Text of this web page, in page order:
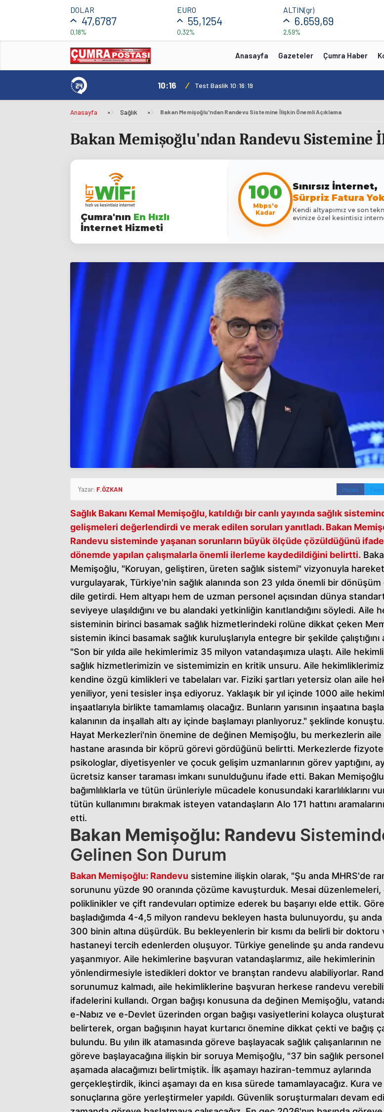
DOLAR
47,6787
0,18%
EURO
55,1254
0,32%
ALTIN(gr)
6.659,69
2,59%
Anasayfa Gazeteler Çumra Haber
10:16 / Test Baslik 10:16:19
Anasayfa » Sağlık » Bakan Memişoğlu'ndan Randevu Sistemine İlişkin Önemli Açıklama
Bakan Memişoğlu'ndan Randevu Sistemine
Çumra'nın En Hızlı
İnternet Hizmeti
100
Mbps'e
Kadar
Sınırsız İnternet,
Sürpriz Fatura
Kendi altyapımız ve son
evinize özel kesintisiz
Yazar: F.ÖZKAN Paylaş
Sağlık Bakanı Kemal Memişoğlu, katıldığı bir canlı yayında sağlık
gelişmeleri değerlendirdi ve merak edilen soruları yanıtladı. Bakan
Randevu sisteminde yaşanan sorunların büyük ölçüde çözüldüğünü
dönemde yapılan çalışmalarla önemli ilerleme kaydedildiğini belirtti.
Memişoğlu, "Koruyan, geliştiren, üreten sağlık sistemi" vizyonuyla
vurgulayarak, Türkiye'nin sağlık alanında son 23 yılda önemli bir
dile getirdi. Hem altyapı hem de uzman personel açısından dünya
seviyeye ulaşıldığını ve bu alandaki yetkinliğin kanıtlandığını söyledi. Aile
sisteminin birinci basamak sağlık hizmetlerindeki rolüne dikkat çeken
sistemin ikinci basamak sağlık kuruluşlarıyla entegre bir şekilde çalıştığını
"Son bir yılda aile hekimlerimiz 35 milyon vatandaşımıza ulaştı. Aile
sağlık hizmetlerimizin ve sistemimizin en kritik unsuru. Aile
kendine özgü kimlikleri ve tabelaları var. Fiziki şartları yetersiz olan aile
yeniliyor, yeni tesisler inşa ediyoruz. Yaklaşık bir yıl içinde 1000 aile
inşaatlarıyla birlikte tamamlamış olacağız. Bunların yarısının inşaatına
kalanının da inşallah altı ay içinde başlamayı planlıyoruz." şeklinde konuştu.
Hayat Merkezleri'nin önemine de değinen Memişoğlu, bu merkezlerin aile
hastane arasında bir köprü görevi gördüğünü belirtti. Merkezlerde
psikologlar, diyetisyenler ve çocuk gelişim uzmanlarının görev yaptığını,
ücretsiz kanser taraması imkanı sunulduğunu ifade etti. Bakan
bağımlılıklarla ve tütün ürünleriyle mücadele konusundaki kararlılıklarını
tütün kullanımını bırakmak isteyen vatandaşların Alo 171 hattını
etti.
Bakan Memişoğlu: Randevu
Gelinen Son Durum
Bakan Memişoğlu: Randevu sistemine ilişkin olarak, "Şu anda MHRS'de
sorununu yüzde 90 oranında çözüme kavuşturduk. Mesai düzenlemeleri,
poliklinikler ve çift randevuları optimize ederek bu başarıyı elde ettik.
başladığımda 4-4,5 milyon randevu bekleyen hasta bulunuyordu, şu anda
300 binin altına düşürdük. Bu bekleyenlerin bir kısmı da belirli bir doktoru
hastaneyi tercih edenlerden oluşuyor. Türkiye genelinde şu anda
yaşanmıyor. Aile hekimlerine başvuran vatandaşlarımız, aile hekimlerinin
yönlendirmesiyle istedikleri doktor ve branştan randevu alabiliyorlar.
sorunumuz kalmadı, aile hekimliklerine başvuran herkese randevu
ifadelerini kullandı. Organ bağışı konusuna da değinen Memişoğlu,
e-Nabız ve e-Devlet üzerinden organ bağışı vasiyetlerini kolayca
belirterek, organ bağışının hayat kurtarıcı önemine dikkat çekti ve bağış
bulundu. Bu yılın ilk atamasında göreve başlayacak sağlık çalışanlarının
göreve başlayacağına ilişkin bir soruya Memişoğlu, "37 bin sağlık
aşamada alacağımızı belirtmiştik. İlk aşamayı haziran-temmuz aylarında
gerçekleştirdik, ikinci aşamayı da en kısa sürede tamamlayacağız. Kura ve
sonuçlarına göre yerleştirmeler yapıldı. Güvenlik soruşturmaları devam